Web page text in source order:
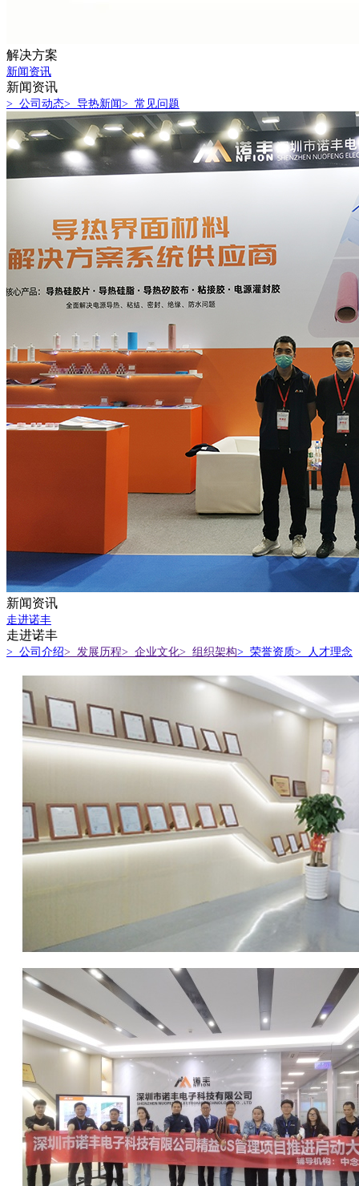
解决方案
新闻资讯
新闻资讯
> 公司动态> 导热新闻> 常见问题
新闻资讯
走进诺丰
走进诺丰
> 公司介绍> 发展历程> 企业文化> 组织架构> 荣誉资质> 人才理念